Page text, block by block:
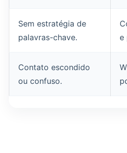
Sem estratégia de
palavras-chave.
e
Contato escondido
ou confuso.